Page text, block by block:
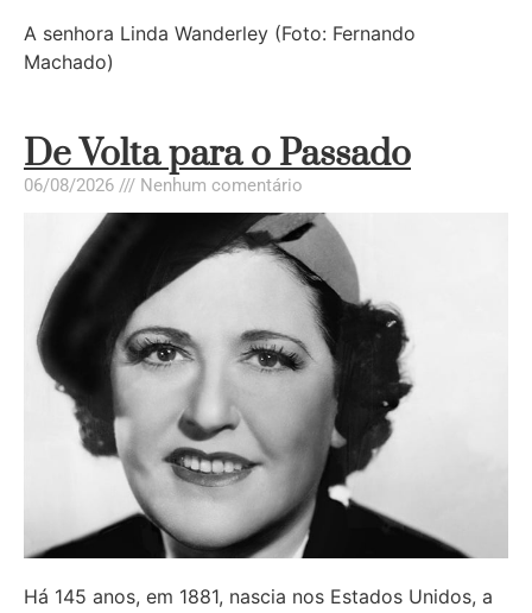
A senhora Linda Wanderley (Foto: Fernando
Machado)
De Volta para o Passado
06/08/2026 Nenhum comentário
Há 145 anos, em 1881, nascia nos Estados Unidos, a